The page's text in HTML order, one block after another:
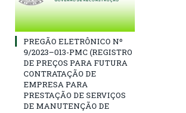
PREGÃO ELETRÔNICO Nº
9/2023–013-PMC (REGISTRO
DE PREÇOS PARA FUTURA
CONTRATAÇÃO DE
EMPRESA PARA
PRESTAÇÃO DE SERVIÇOS
DE MANUTENÇÃO DE